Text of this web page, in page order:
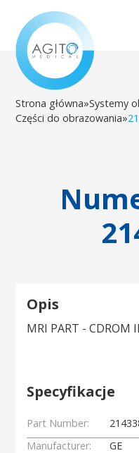
Strona główna»Systemy
Części do obrazowania»
Opis
MRI PART - CDROM
Specyfikacje
Part Number:
Manufacturer:
GE